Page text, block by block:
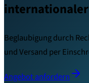
Beglaubigung durch
und Versand per
Angebot anfordern